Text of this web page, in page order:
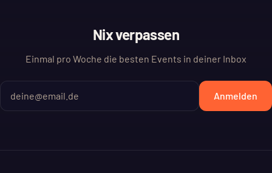
Nix verpassen
Einmal pro Woche die besten Events in deiner Inbox
Anmelden